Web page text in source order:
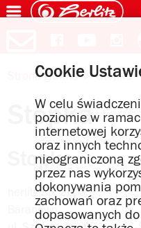
Strona główna Stopka
Stopka
Stopka
herlitz Sp. z o. o.
Baranowo
Cookie
W celu
poziomie w
internetowej
oraz innych
nieograniczoną
przez nas
dokonywania
zachowań oraz
dopasowanych